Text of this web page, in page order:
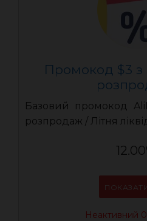
Промокод $3 з
Базовий промокод
розпродаж / Літня
Неактивний